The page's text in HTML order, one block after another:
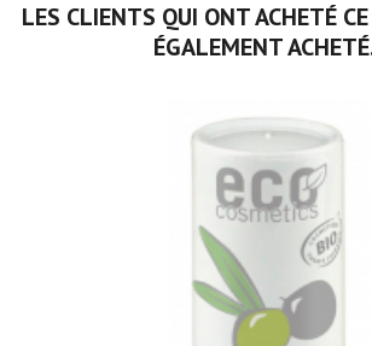
LES CLIENTS QUI ONT ACHETÉ
ÉGALEMENT